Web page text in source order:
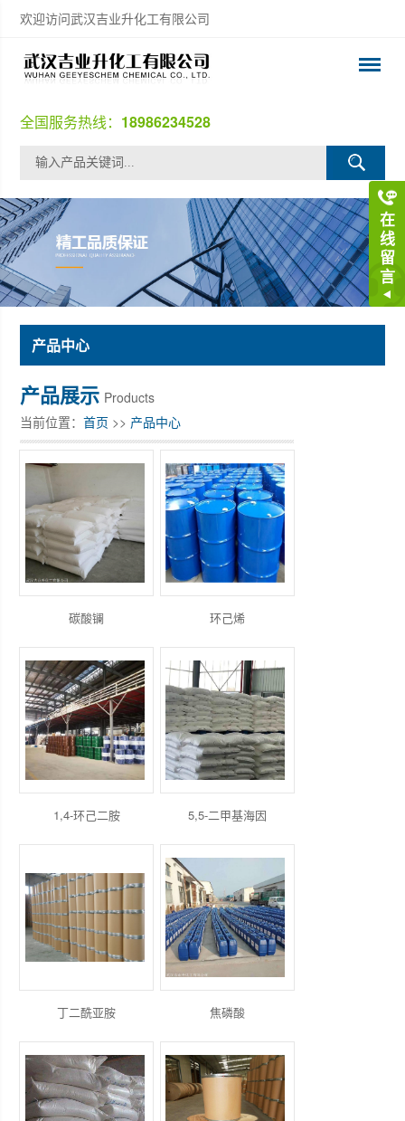
欢迎访问武汉吉业升化工有限公司
全国服务热线： 18986234528
产品中心
产品展示 Products
当前位置：首页 >> 产品中心
碳酸镧 环己烯
1,4-环己二胺 5,5-二甲基海因
丁二酰亚胺 焦磷酸
在
线
留
言